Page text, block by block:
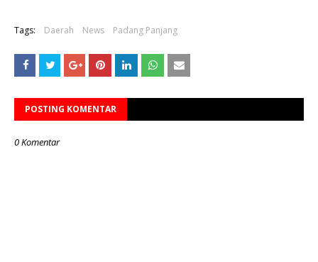
Tags: Daerah News Padang Panjang
POSTING KOMENTAR
0 Komentar